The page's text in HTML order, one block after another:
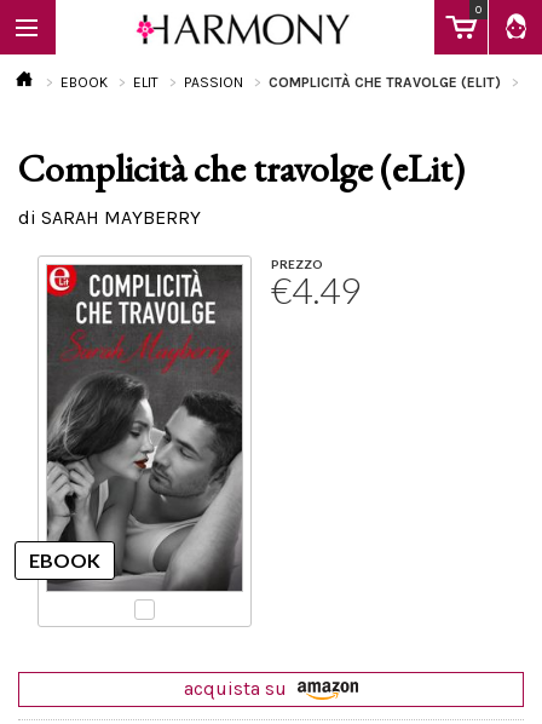
0
EBOOK
Calendario
EBOOK ELIT PASSION COMPLICITÀ CHE TRAVOLGE (ELIT)
Complicità che travolge (eLit)
di SARAH MAYBERRY
PREZZO
€4.49
acquista su